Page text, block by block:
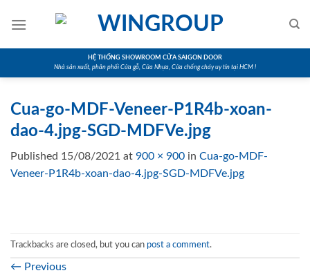
HỆ THỐNG SHOWROOM CỬA SAIGON DOOR
Nhà sản xuất, phân phối Cửa gỗ, Cửa Nhựa, Cửa chống cháy uy tín tại HCM !
Cua-go-MDF-Veneer-P1R4b-xoan-
dao-4.jpg-SGD-MDFVe.jpg
Published 15/08/2021 at 900 × 900 in Cua-go-MDF-
Veneer-P1R4b-xoan-dao-4.jpg-SGD-MDFVe.jpg
Trackbacks are closed, but you can post a comment.
← Previous